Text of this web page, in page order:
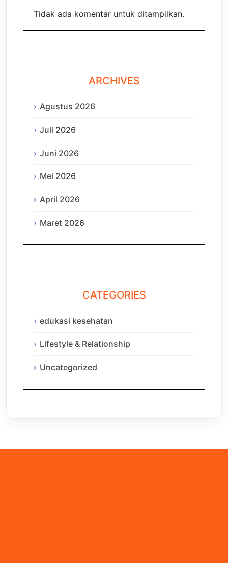
Tidak ada komentar untuk ditampilkan.
ARCHIVES
Agustus 2026
Juli 2026
Juni 2026
Mei 2026
April 2026
Maret 2026
CATEGORIES
edukasi kesehatan
Lifestyle & Relationship
Uncategorized